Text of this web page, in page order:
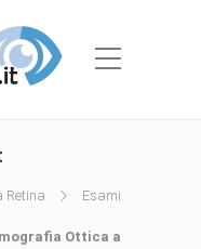
Retina Esami
Ottica a